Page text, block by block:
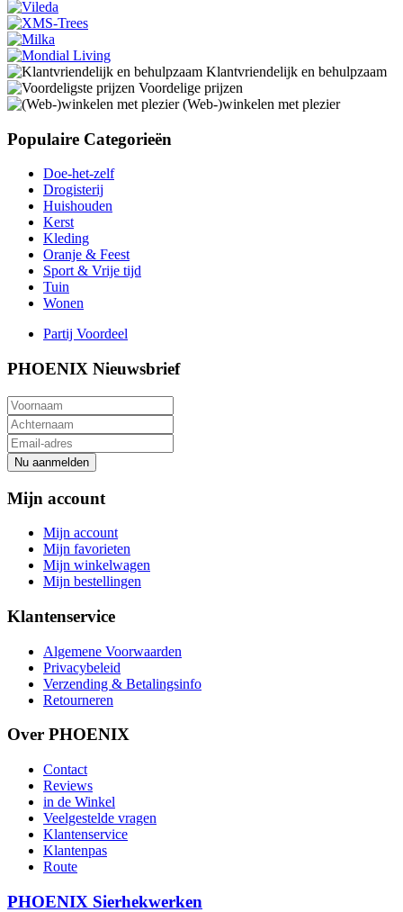
Klantvriendelijk en behulpzaam
Voordelige prijzen
(Web-)winkelen met plezier
Populaire Categorieën
Doe-het-zelf
Drogisterij
Huishouden
Kerst
Kleding
Oranje & Feest
Sport & Vrije tijd
Tuin
Wonen
Partij Voordeel
PHOENIX Nieuwsbrief
Nu aanmelden
Mijn account
Mijn account
Mijn favorieten
Mijn winkelwagen
Mijn bestellingen
Klantenservice
Algemene Voorwaarden
Privacybeleid
Verzending & Betalingsinfo
Retourneren
Over PHOENIX
Contact
Reviews
in de Winkel
Veelgestelde vragen
Klantenservice
Klantenpas
Route
PHOENIX Sierhekwerken